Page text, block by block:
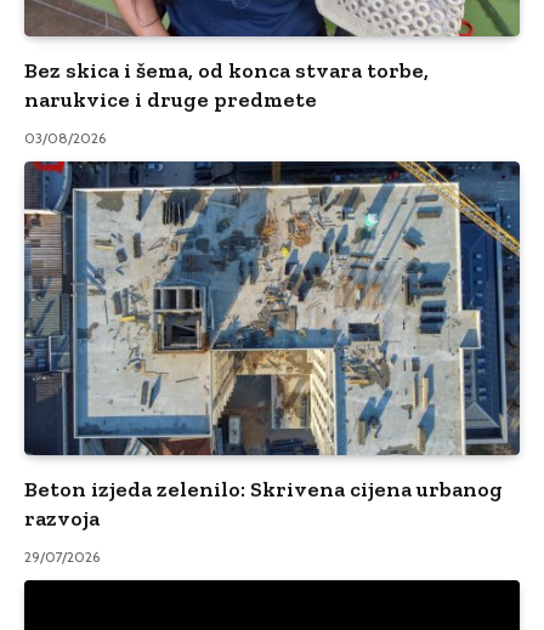
Bez skica i šema, od konca stvara torbe,
narukvice i druge predmete
03/08/2026
Beton izjeda zelenilo: Skrivena cijena urbanog
razvoja
29/07/2026